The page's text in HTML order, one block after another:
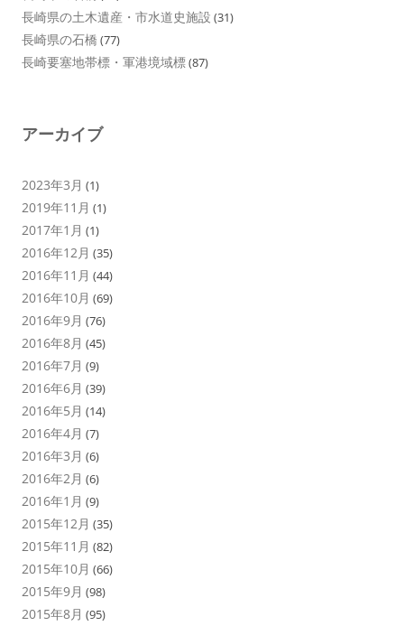
長崎県の土木遺産・市水道史施設 (31)
長崎県の石橋 (77)
長崎要塞地帯標・軍港境域標(87)
アーカイブ
2023年3月 (1)
2019年11月 (1)
2017年1月 (1)
2016年12月 (35)
2016年11月 (44)
2016年10月 (69)
2016年9月 (76)
2016年8月 (45)
2016年7月 (9)
2016年6月 (39)
2016年5月 (14)
2016年4月 (7)
2016年3月 (6)
2016年2月 (6)
2016年1月 (9)
2015年12月 (35)
2015年11月 (82)
2015年10月 (66)
2015年9月 (98)
2015年8月 (95)